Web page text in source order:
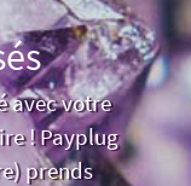
avec votre
! Payplug
prends